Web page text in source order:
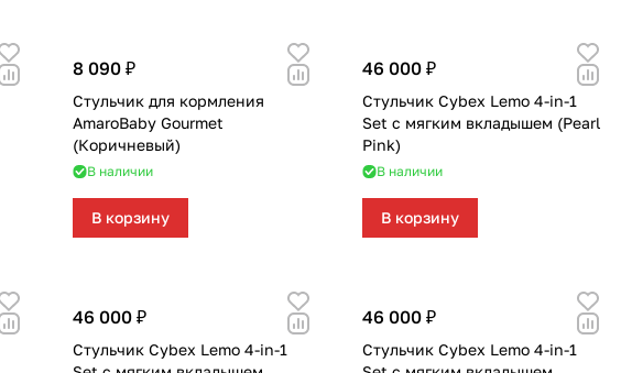
8 090 ₽
Стульчик для кормления
AmaroBaby Gourmet
(Коричневый)
В наличии
В корзину
46 000 ₽
Стульчик Cybex Lemo 4-in-1
Set с мягким вкладышем (Pearl
Pink)
В наличии
В корзину
46 000 ₽
Стульчик Cybex Lemo 4-in-1
46 000 ₽
Стульчик Cybex Lemo 4-in-1